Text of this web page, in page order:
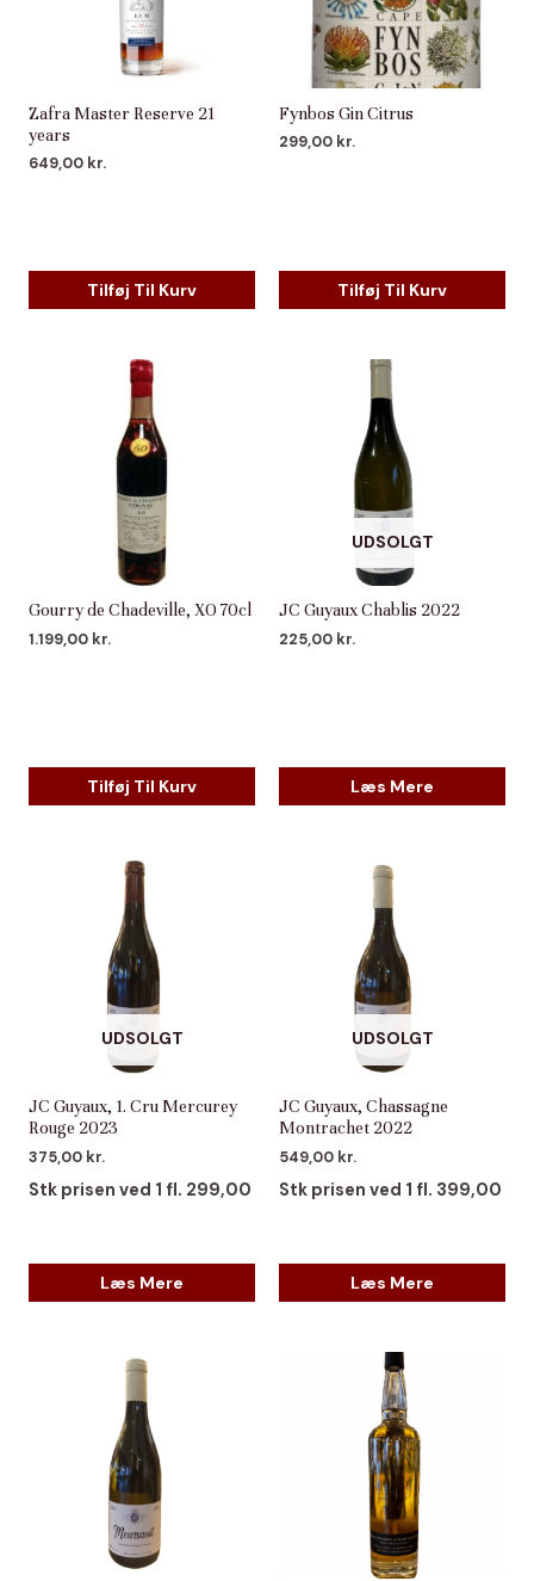
Zafra Master Reserve 21
years
649,00 kr.
Tilføj Til Kurv
Fynbos Gin Citrus
299,00 kr.
Tilføj Til Kurv
Gourry de Chadeville, XO 70cl
1.199,00 kr.
Tilføj Til Kurv
UDSOLGT
JC Guyaux Chablis 2022
225,00 kr.
Læs Mere
UDSOLGT
JC Guyaux, 1. Cru Mercurey
Rouge 2023
375,00 kr.
Stk prisen ved 1 fl. 299,00
Læs Mere
UDSOLGT
JC Guyaux, Chassagne
Montrachet 2022
549,00 kr.
Stk prisen ved 1 fl. 399,00
Læs Mere